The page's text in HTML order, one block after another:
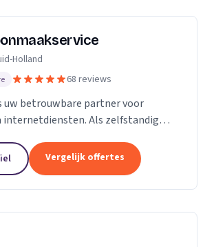
Holland
68 reviews
uw betrouwbare partner voor
internetdiensten. Als zelfstandig
Systeem Joomla, zet ik, Ton
Vergelijk offertes